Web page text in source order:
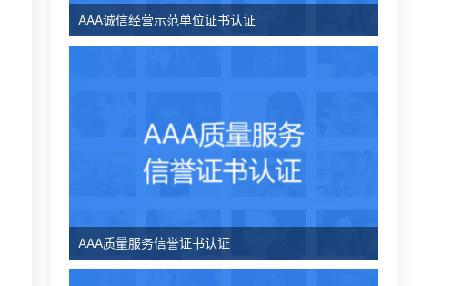
AAA诚信经营示范单位证书认证
AAA质量服务信誉证书认证